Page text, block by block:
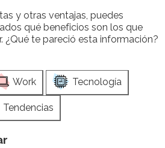
y otras ventajas, puedes
qué beneficios son los que
¿Qué te pareció esta información?
Work Tecnología
Tendencias